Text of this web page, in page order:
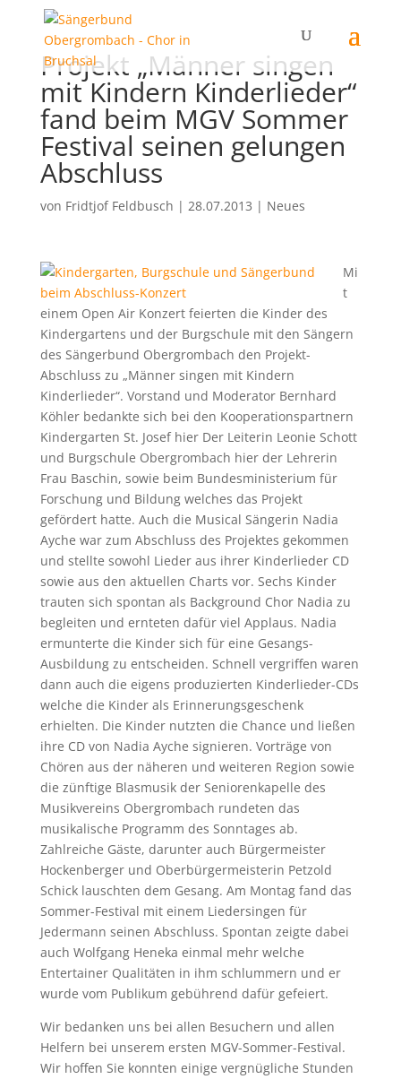
Projekt „Männer singen
mit Kindern Kinderlieder“
fand beim MGV Sommer
Festival seinen gelungen
Abschluss
von Fridtjof Feldbusch | 28.07.2013 | Neues
Mi
t
einem Open Air Konzert feierten die Kinder des
Kindergartens und der Burgschule mit den Sängern
des Sängerbund Obergrombach den Projekt-
Abschluss zu „Männer singen mit Kindern
Kinderlieder“. Vorstand und Moderator Bernhard
Köhler bedankte sich bei den Kooperationspartnern
Kindergarten St. Josef hier Der Leiterin Leonie Schott
und Burgschule Obergrombach hier der Lehrerin
Frau Baschin, sowie beim Bundesministerium für
Forschung und Bildung welches das Projekt
gefördert hatte. Auch die Musical Sängerin Nadia
Ayche war zum Abschluss des Projektes gekommen
und stellte sowohl Lieder aus ihrer Kinderlieder CD
sowie aus den aktuellen Charts vor. Sechs Kinder
trauten sich spontan als Background Chor Nadia zu
begleiten und ernteten dafür viel Applaus. Nadia
ermunterte die Kinder sich für eine Gesangs-
Ausbildung zu entscheiden. Schnell vergriffen waren
dann auch die eigens produzierten Kinderlieder-CDs
welche die Kinder als Erinnerungsgeschenk
erhielten. Die Kinder nutzten die Chance und ließen
ihre CD von Nadia Ayche signieren. Vorträge von
Chören aus der näheren und weiteren Region sowie
die zünftige Blasmusik der Seniorenkapelle des
Musikvereins Obergrombach rundeten das
musikalische Programm des Sonntages ab.
Zahlreiche Gäste, darunter auch Bürgermeister
Hockenberger und Oberbürgermeisterin Petzold
Schick lauschten dem Gesang. Am Montag fand das
Sommer-Festival mit einem Liedersingen für
Jedermann seinen Abschluss. Spontan zeigte dabei
auch Wolfgang Heneka einmal mehr welche
Entertainer Qualitäten in ihm schlummern und er
wurde vom Publikum gebührend dafür gefeiert.
Wir bedanken uns bei allen Besuchern und allen
Helfern bei unserem ersten MGV-Sommer-Festival.
Wir hoffen Sie konnten einige vergnügliche Stunden